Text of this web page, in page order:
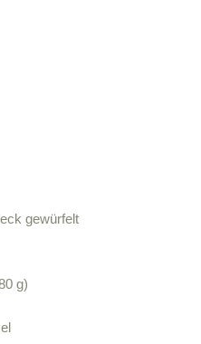
gewürfelt
g)